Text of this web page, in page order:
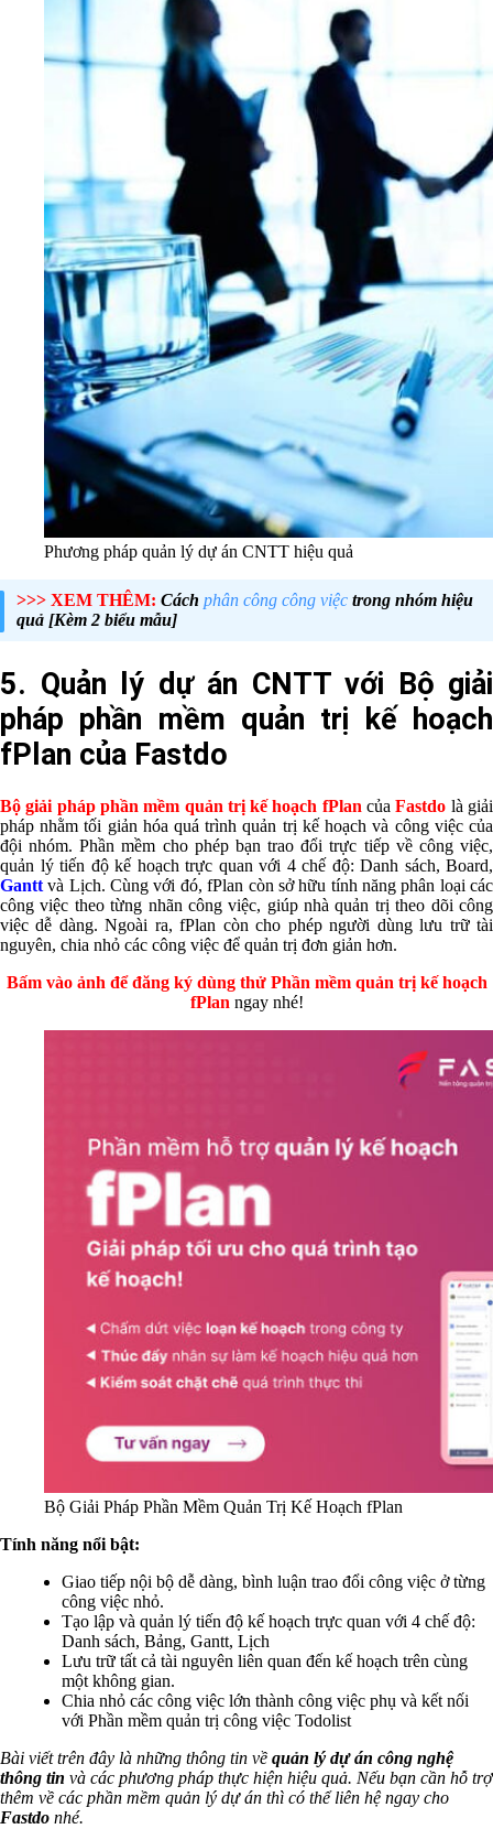
Phương pháp quản lý dự án CNTT hiệu quả
>>> XEM THÊM: Cách phân công công việc trong nhóm hiệu
quả [Kèm 2 biểu mẫu]
5. Quản lý dự án CNTT với Bộ giải
pháp phần mềm quản trị kế hoạch
fPlan của Fastdo
Bộ giải pháp phần mềm quản trị kế hoạch fPlancủaFastdo là giải
pháp nhằm tối giản hóa quá trình quản trị kế hoạch và công việc của
đội nhóm. Phần mềm cho phép bạn trao đổi trực tiếp về công việc,
quản lý tiến độ kế hoạch trực quan với 4 chế độ: Danh sách, Board,
Ganttvà Lịch. Cùng với đó, fPlan còn sở hữu tính năng phân loại các
công việc theo từng nhãn công việc, giúp nhà quản trị theo dõi công
việc dễ dàng. Ngoài ra, fPlan còn cho phép người dùng lưu trữ tài
nguyên, chia nhỏ các công việc để quản trị đơn giản hơn.
Bấm vào ảnh để đăng ký dùng thử Phần mềm quản trị kế hoạch
fPlanngay nhé!
Bộ Giải Pháp Phần Mềm Quản Trị Kế Hoạch fPlan
Tính năng nổi bật:
Giao tiếp nội bộ dễ dàng, bình luận trao đổi công việc ở từng
công việc nhỏ.
Tạo lập và quản lý tiến độ kế hoạch trực quan với 4 chế độ:
Danh sách, Bảng, Gantt, Lịch
Lưu trữ tất cả tài nguyên liên quan đến kế hoạch trên cùng
một không gian.
Chia nhỏ các công việc lớn thành công việc phụ và kết nối
với Phần mềm quản trị công việc Todolist
Bài viết trên đây là những thông tin về quản lý dự án công nghệ
thông tin và các phương pháp thực hiện hiệu quả. Nếu bạn cần hỗ trợ
thêm về các phần mềm quản lý dự án thì có thể liên hệ ngay cho
Fastdo nhé.